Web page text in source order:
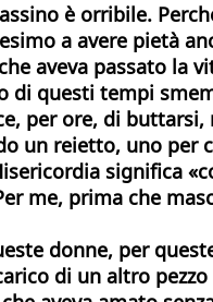
è orribile.
a avere pietà
aveva passato la
di questi tempi
per ore, di
un reietto, uno per
significa
me, prima che
donne, per
di un altro